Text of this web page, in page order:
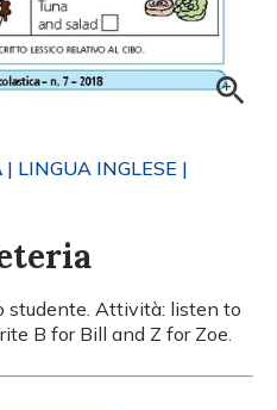
| LINGUA INGLESE |
studente. Attività: listen to
B for Bill and Z for Zoe.